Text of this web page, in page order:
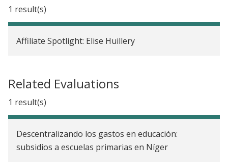
1 result(s)
Affiliate Spotlight: Elise Huillery
Related Evaluations
1 result(s)
Descentralizando los gastos en educación:
subsidios a escuelas primarias en Níger